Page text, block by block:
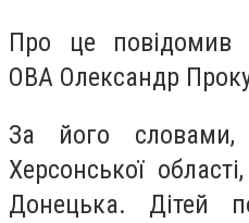
Про це повідомив
ОВА Олександр
За його
Херсонської
Донецька. Дітей